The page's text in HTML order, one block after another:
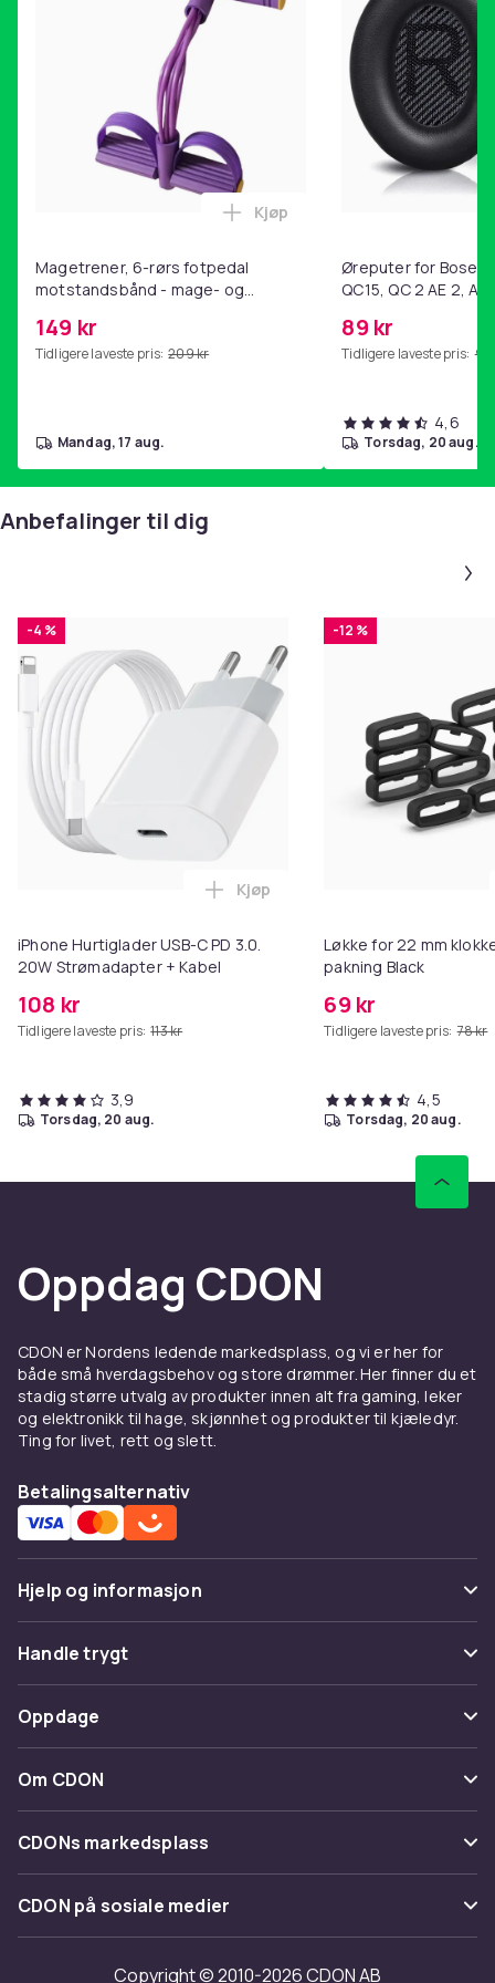
Magetrener, 6-rørs fotpedal
motstandsbånd - mage- og
hjemmegymnastikk Purple
149 kr
Tidligere laveste pris: 209 kr
Legg Magetrener, 6-rørs
Kjøp
mandag, 17 aug.
Øreputer for Bose
QC15, QC 2 AE 2, AE
89 kr
Tidligere laveste pris: 99
4,6
torsdag, 20 aug.
Anbefalinger til dig
-4 %
iPhone Hurtiglader USB-C PD 3.0.
20W Strømadapter + Kabel
108 kr
Tidligere laveste pris: 113 kr
Legg iPhone Hurtiglader USB-C
Kjøp
3,9
torsdag, 20 aug.
-12 %
Løkke for 22 mm
pakning Black
69 kr
Tidligere laveste pris: 78 kr
4,5
torsdag, 20 aug.
Oppdag CDON
CDON er Nordens ledende markedsplass, og vi er her for
både små hverdagsbehov og store drømmer. Her finner du et
stadig større utvalg av produkter innen alt fra gaming, leker
og elektronikk til hage, skjønnhet og produkter til kjæledyr.
Ting for livet, rett og slett.
Betalingsalternativ
Hjelp og informasjon
Vanlige spørsmål
Spor pakke
Angre & returner her
Kontakt oss
Handle trygt
Betaling
Levering
Tilbakekallinger
Oppdage
Kategorier
Varemerker
Om CDON
Om oss
Kundeanmeldelser
Jobbe på CDON
Investor relations
CDONs markedsplass
Merchant Help Center
CDON på sosiale medier
Copyright © 2010-2026 CDON AB